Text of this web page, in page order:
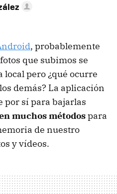
, probablemente
que subimos se
local pero ¿qué ocurre
demás? La aplicación
por sí para bajarlas
muchos métodospara
de nuestro
y vídeos.